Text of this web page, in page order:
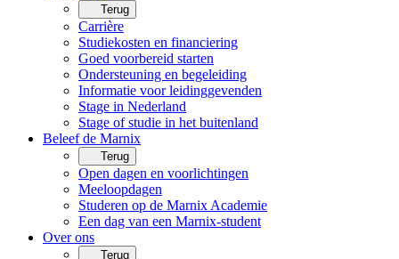
Terug
Carrière
Studiekosten en financiering
Goed voorbereid starten
Ondersteuning en begeleiding
Informatie voor leidinggevenden
Stage in Nederland
Stage of studie in het buitenland
Beleef de Marnix
Terug
Open dagen en voorlichtingen
Meeloopdagen
Studeren op de Marnix Academie
Een dag van een Marnix-student
Over ons
Terug